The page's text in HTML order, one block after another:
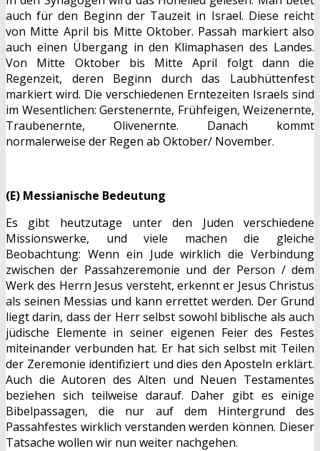
auch für den Beginn der Tauzeit in Israel. Diese reicht
von Mitte April bis Mitte Oktober. Passah markiert also
auch einen Übergang in den Klimaphasen des Landes.
Von Mitte Oktober bis Mitte April folgt dann die
Regenzeit, deren Beginn durch das Laubhüttenfest
markiert wird. Die verschiedenen Erntezeiten Israels sind
im Wesentlichen: Gerstenernte, Frühfeigen, Weizenernte,
Traubenernte, Olivenernte. Danach kommt
normalerweise der Regen ab Oktober/ November.
(E) Messianische Bedeutung
Es gibt heutzutage unter den Juden verschiedene
Missionswerke, und viele machen die gleiche
Beobachtung: Wenn ein Jude wirklich die Verbindung
zwischen der Passahzeremonie und der Person / dem
Werk des Herrn Jesus versteht, erkennt er Jesus Christus
als seinen Messias und kann errettet werden. Der Grund
liegt darin, dass der Herr selbst sowohl biblische als auch
jüdische Elemente in seiner eigenen Feier des Festes
miteinander verbunden hat. Er hat sich selbst mit Teilen
der Zeremonie identifiziert und dies den Aposteln erklärt.
Auch die Autoren des Alten und Neuen Testamentes
beziehen sich teilweise darauf. Daher gibt es einige
Bibelpassagen, die nur auf dem Hintergrund des
Passahfestes wirklich verstanden werden können. Dieser
Tatsache wollen wir nun weiter nachgehen.